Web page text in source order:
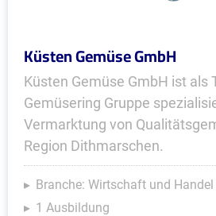
Küsten Gemüse GmbH
Küsten Gemüse GmbH ist als
Gemüsering Gruppe
Vermarktung von
Region Dithmarschen.
Branche: Wirtschaft und Handel
1 Ausbildung